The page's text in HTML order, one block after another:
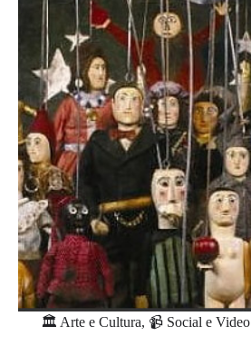
🏛️ Arte e Cultura, 📹 Social e Video